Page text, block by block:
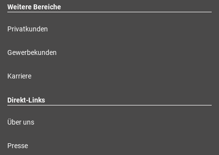
Weitere Bereiche
Privatkunden
Gewerbekunden
Karriere
Direkt-Links
Über uns
Presse